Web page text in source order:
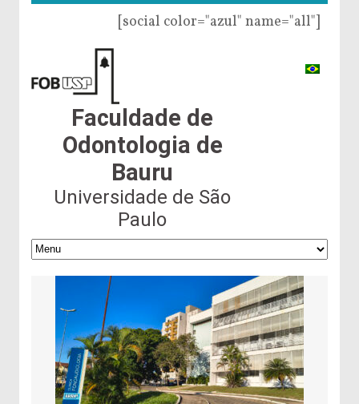
[social color="azul" name="all"]
Faculdade de
Odontologia de
Bauru
Universidade de São
Paulo